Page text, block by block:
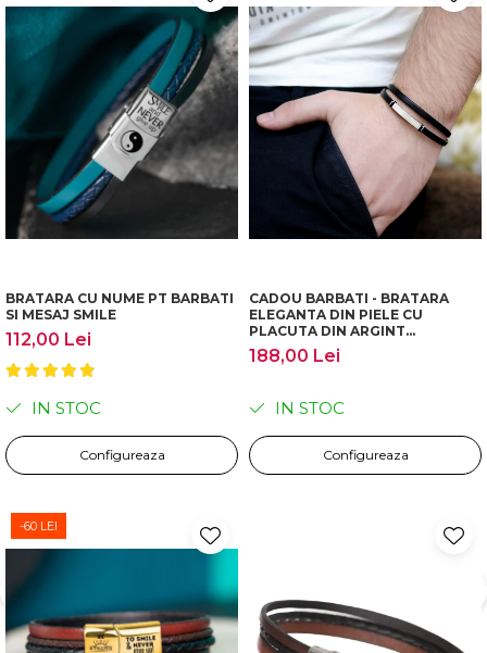
BRATARA CU NUME PT BARBATI
SI MESAJ SMILE
112,00 Lei
IN STOC
Configureaza
CADOU BARBATI - BRATARA
ELEGANTA DIN PIELE CU
PLACUTA DIN ARGINT
PERSONALIZABILA
188,00 Lei
IN STOC
Configureaza
-60 LEI